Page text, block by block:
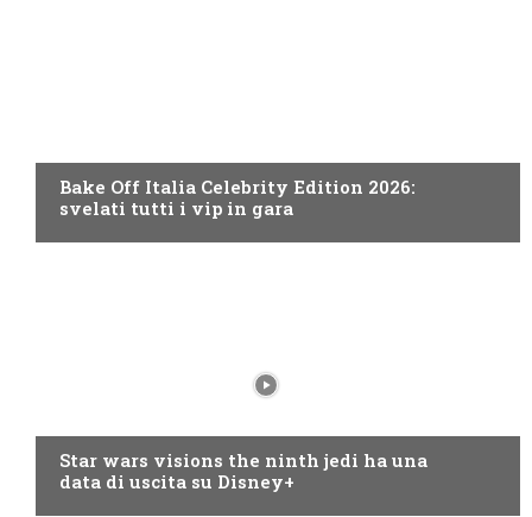
Bake Off Italia Celebrity Edition 2026:
svelati tutti i vip in gara
Star wars visions the ninth jedi ha una
data di uscita su Disney+